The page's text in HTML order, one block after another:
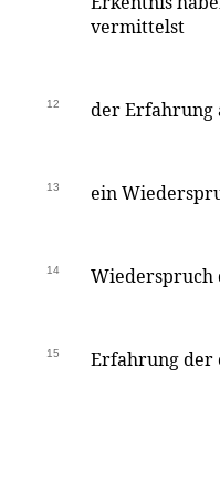
vermittelst
12 der Erfahrung
13 ein
14 Wiederspruch
15 Erfahrung der